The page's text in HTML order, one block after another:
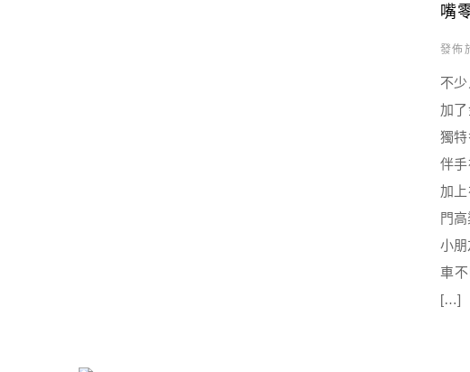
嘴
發佈
不
加
獨
伴
加
門
小
車
[…]